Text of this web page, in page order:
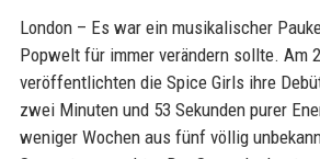
London – Es war ein musikalischer
Popwelt für immer verändern sollte. Am
veröffentlichten die Spice Girls ihre
zwei Minuten und 53 Sekunden purer
weniger Wochen aus fünf völlig